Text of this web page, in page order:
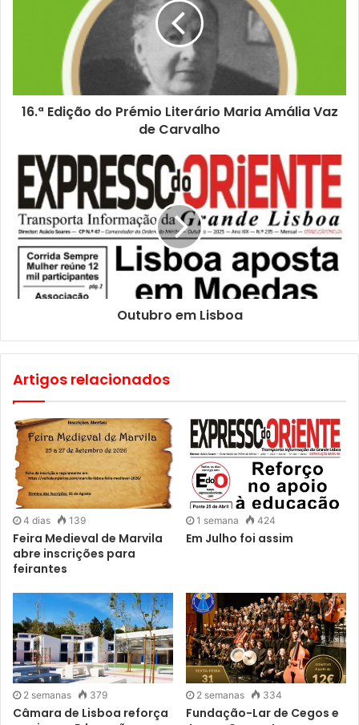
16.ª Edição do Prémio Literário Maria Amália Vaz
de Carvalho
Outubro em Lisboa
Artigos relacionados
4 dias 139
Feira Medieval de Marvila
abre inscrições para
feirantes
1 semana 424
Em Julho foi assim
2 semanas 379
Câmara de Lisboa reforça
2 semanas 334
Fundação-Lar de Cegos e